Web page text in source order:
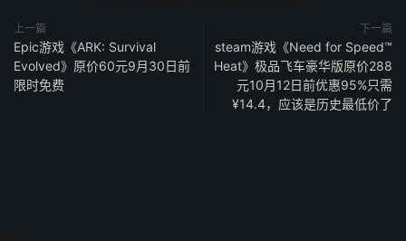
上一篇
Epic游戏《ARK: Survival
Evolved》原价60元9月30日前
限时免费
下一篇
steam游戏《Need for Speed™
Heat》极品飞车豪华版原价288
元10月12日前优惠95%只需
¥14.4，应该是历史最低价了